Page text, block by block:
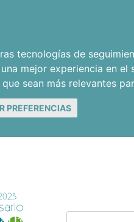
tecnologías de
mejor experiencia en el
sean más relevantes
PREFERENCIAS